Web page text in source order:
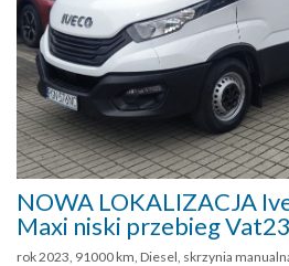
NOWA LOKALIZACJA
Maxi niski przebieg
rok 2023, 91000 km, Diesel, skrzynia